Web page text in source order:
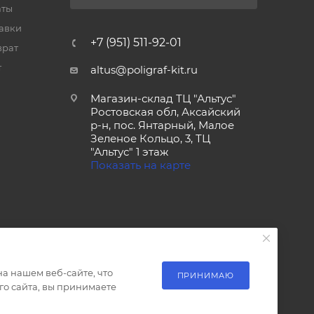
+7 (951) 511-92-01
altus@poligraf-kit.ru
Магазин-склад ТЦ "Альтус"
Ростовская обл, Аксайский
р-н, пос. Янтарный, Малое
Зеленое Кольцо, 3, ТЦ
"Альтус" 1 этаж
Показать на карте
нашем веб-сайте, что
сайта, вы принимаете
ПРИНИМАЮ